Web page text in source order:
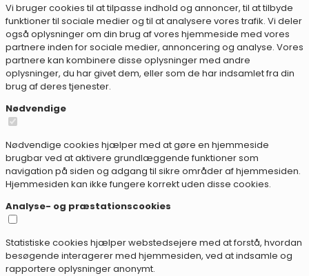
Vi bruger cookies til at tilpasse indhold og annoncer, til at tilbyde
funktioner til sociale medier og til at analysere vores trafik. Vi deler
også oplysninger om din brug af vores hjemmeside med vores
partnere inden for sociale medier, annoncering og analyse. Vores
partnere kan kombinere disse oplysninger med andre
oplysninger, du har givet dem, eller som de har indsamlet fra din
brug af deres tjenester.
Nødvendige
Nødvendige cookies hjælper med at gøre en hjemmeside
brugbar ved at aktivere grundlæggende funktioner som
navigation på siden og adgang til sikre områder af hjemmesiden.
Hjemmesiden kan ikke fungere korrekt uden disse cookies.
Analyse- og præstationscookies
Statistiske cookies hjælper webstedsejere med at forstå, hvordan
besøgende interagerer med hjemmesiden, ved at indsamle og
rapportere oplysninger anonymt.